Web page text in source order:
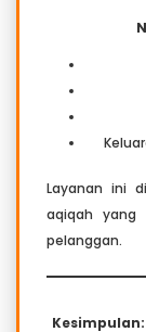
Layanan ini
aqiqah
pelanggan.